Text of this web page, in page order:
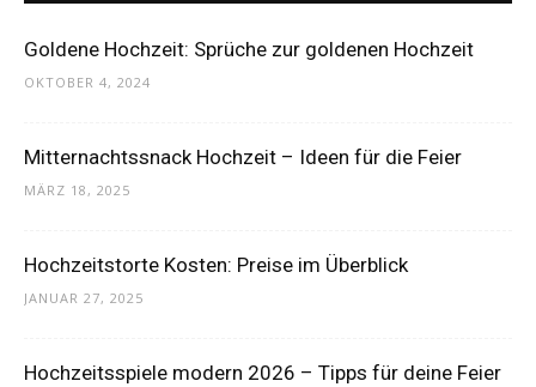
Goldene Hochzeit: Sprüche zur goldenen Hochzeit
OKTOBER 4, 2024
Mitternachtssnack Hochzeit – Ideen für die Feier
MÄRZ 18, 2025
Hochzeitstorte Kosten: Preise im Überblick
JANUAR 27, 2025
Hochzeitsspiele modern 2026 – Tipps für deine Feier